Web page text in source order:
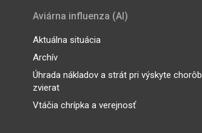
Aviárna influenza (AI)
Aktuálna situácia
Archív
Úhrada nákladov a strát pri výskyte chorôb
zvierat
Vtáčia chrípka a verejnosť